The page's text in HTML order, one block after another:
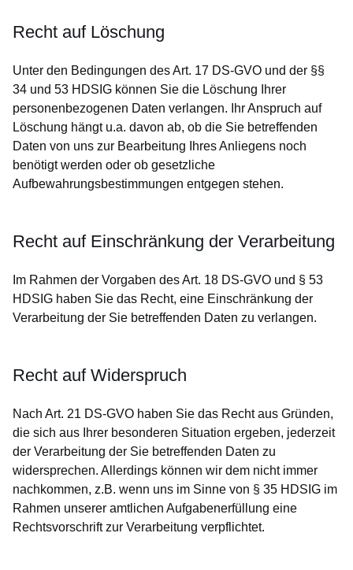
Recht auf Löschung
Unter den Bedingungen des Art. 17 DS-GVO und der §§
34 und 53 HDSIG können Sie die Löschung Ihrer
personenbezogenen Daten verlangen. Ihr Anspruch auf
Löschung hängt u.a. davon ab, ob die Sie betreffenden
Daten von uns zur Bearbeitung Ihres Anliegens noch
benötigt werden oder ob gesetzliche
Aufbewahrungsbestimmungen entgegen stehen.
Recht auf Einschränkung der Verarbeitung
Im Rahmen der Vorgaben des Art. 18 DS-GVO und § 53
HDSIG haben Sie das Recht, eine Einschränkung der
Verarbeitung der Sie betreffenden Daten zu verlangen.
Recht auf Widerspruch
Nach Art. 21 DS-GVO haben Sie das Recht aus Gründen,
die sich aus Ihrer besonderen Situation ergeben, jederzeit
der Verarbeitung der Sie betreffenden Daten zu
widersprechen. Allerdings können wir dem nicht immer
nachkommen, z.B. wenn uns im Sinne von § 35 HDSIG im
Rahmen unserer amtlichen Aufgabenerfüllung eine
Rechtsvorschrift zur Verarbeitung verpflichtet.